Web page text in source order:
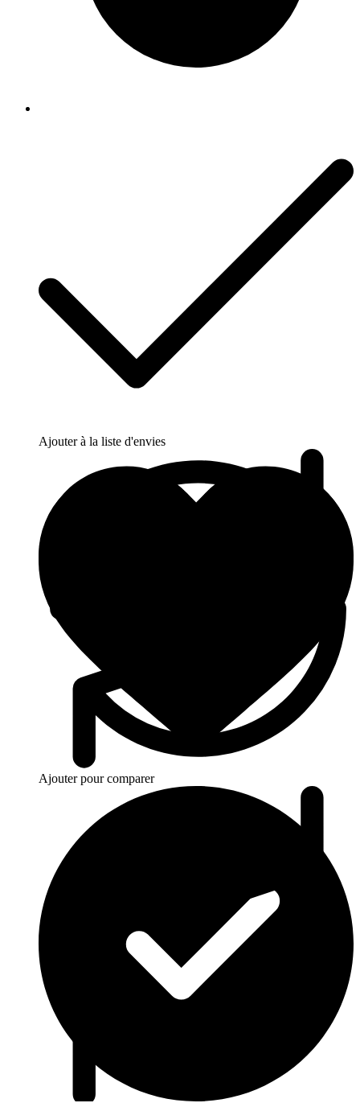
Ajouter à la liste d'envies
Ajouter pour comparer